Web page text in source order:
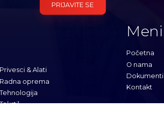
PRIJAVITE SE
Privesci & Alati
Radna oprema
Tehnologija
Tekstil
Meni
Početna
O nama
Dokumenti
Kontakt